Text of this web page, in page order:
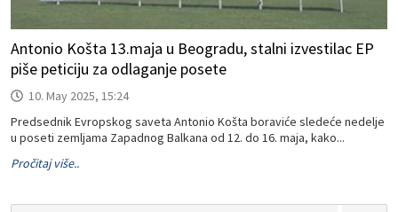
Antonio Košta 13.maja u Beogradu, stalni izvestilac EP
piše peticiju za odlaganje posete
10. May 2025, 15:24
Predsednik Evropskog saveta Antonio Košta boraviće sledeće nedelje
u poseti zemljama Zapadnog Balkana od 12. do 16. maja, kako...
Pročitaj više..